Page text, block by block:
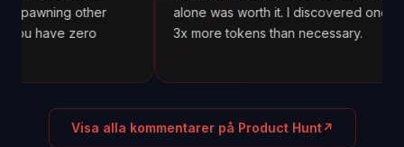
other
zero
alone was worth it. I discovered one agent was
3x more tokens than necessary.
Visa alla kommentarer på Product Hunt↗